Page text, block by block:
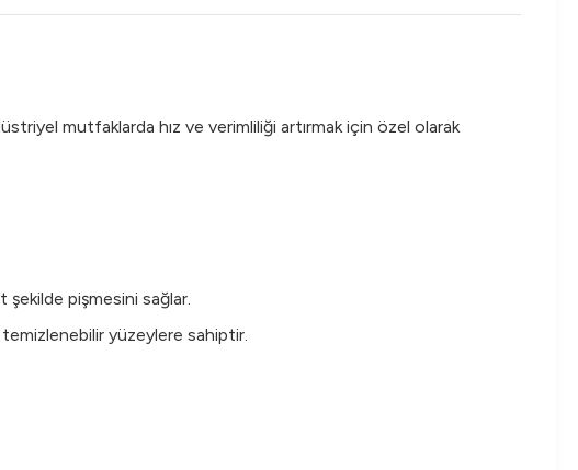
mutfaklarda hız ve verimliliği artırmak için özel olarak
şekilde pişmesini sağlar.
temizlenebilir yüzeylere sahiptir.